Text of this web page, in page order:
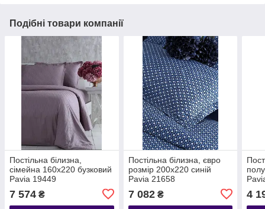
Подібні товари компанії
Постільна білизна,
сімейна 160х220 бузковий
Pavia 19449
7 574 ₴
Постільна білизна, євро
розмір 200х220 синій
Pavia 21658
7 082₴ 4